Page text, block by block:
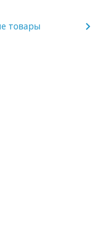
товары